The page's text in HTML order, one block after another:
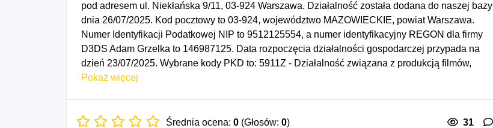
pod adresem ul. Niekłańska 9/11, 03-924 Warszawa. Działalność została dodana do naszej bazy
dnia 26/07/2025. Kod pocztowy to 03-924, województwo MAZOWIECKIE, powiat Warszawa.
Numer Identyfikacji Podatkowej NIP to 9512125554, a numer identyfikacyjny REGON dla firmy
D3DS Adam Grzelka to 146987125. Data rozpoczęcia działalności gospodarczej przypada na
dzień 23/07/2025. Wybrane kody PKD to: 5911Z - Działalność związana z produkcją filmów,
nagrań wideo i programów telewizyjnych, 7111Z - Działalność w zakresie architektury, 7420Z -
badania i analizy techniczne, 7499Z - Wszelka pozostała działalność profesjonalna, naukowa i
Pokaż więcej
Średnia ocena: 0 (Głosów: 0) 31